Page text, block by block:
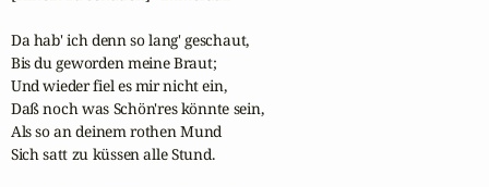
Da hab' ich denn so lang' geschaut,
Bis du geworden meine Braut;
Und wieder fiel es mir nicht ein,
Daß noch was Schön'res könnte sein,
Als so an deinem rothen Mund
Sich satt zu küssen alle Stund.